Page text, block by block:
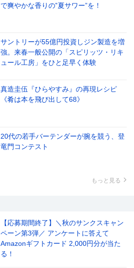
で爽やかな香りの‟夏サワー”を！
サントリーが55億円投資しジン製造を増
強。来春一般公開の「スピリッツ・リキ
ュール工房」をひと足早く体験
真造圭伍『ひらやすみ』の再現レシピ
《肴は本を飛び出して68》
20代の若手バーテンダーが腕を競う、登
竜門コンテスト
もっと見る
【応募期間終了】＼秋のサンクスキャン
ペーン第3弾／ アンケートに答えて
Amazonギフトカード 2,000円分が当た
る！